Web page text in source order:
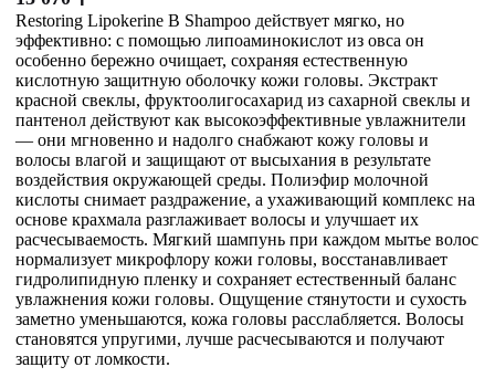
Restoring Lipokerine B Shampoo действует мягко, но
эффективно: с помощью липоаминокислот из овса он
особенно бережно очищает, сохраняя естественную
кислотную защитную оболочку кожи головы. Экстракт
красной свеклы, фруктоолигосахарид из сахарной свеклы и
пантенол действуют как высокоэффективные увлажнители
— они мгновенно и надолго снабжают кожу головы и
волосы влагой и защищают от высыхания в результате
воздействия окружающей среды. Полиэфир молочной
кислоты снимает раздражение, а ухаживающий комплекс на
основе крахмала разглаживает волосы и улучшает их
расчесываемость. Мягкий шампунь при каждом мытье волос
нормализует микрофлору кожи головы, восстанавливает
гидролипидную пленку и сохраняет естественный баланс
увлажнения кожи головы. Ощущение стянутости и сухость
заметно уменьшаются, кожа головы расслабляется. Волосы
становятся упругими, лучше расчесываются и получают
защиту от ломкости.